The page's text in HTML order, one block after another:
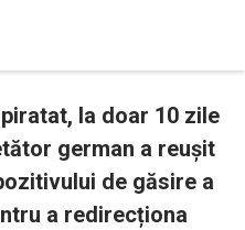
la doar 10 zile
german a reușit
de găsire a
a redirecționa